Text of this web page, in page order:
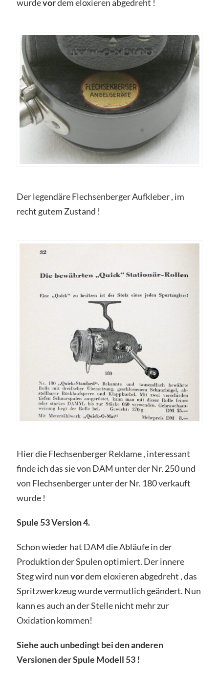
wurdevordem eloxieren abgedreht !
Der legendäre Flechsenberger Aufkleber , im
recht gutem Zustand !
Hier die Flechsenberger Reklame , interessant
finde ich das sie von DAM unter der Nr. 250 und
von Flechsenberger unter der Nr. 180 verkauft
wurde !
Spule 53 Version 4.
Schon wieder hat DAM die Abläufe in der
Produktion der Spulen optimiert. Der innere
Steg wird nunvordem eloxieren abgedreht , das
Spritzwerkzeug wurde vermutlich geändert. Nun
kann es auch an der Stelle nicht mehr zur
Oxidation kommen!
Siehe auch unbedingt bei den anderen
Versionen der Spule Modell 53 !